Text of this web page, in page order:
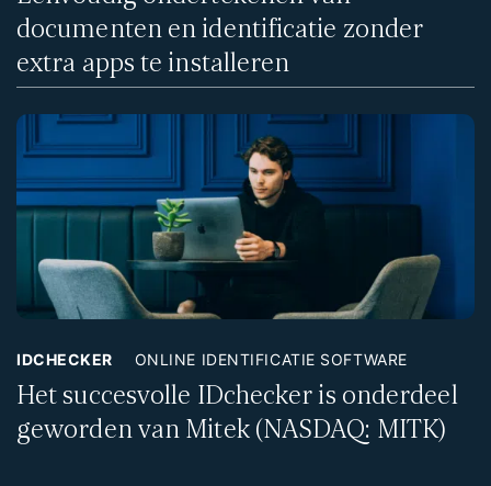
documenten en identificatie zonder
extra apps te installeren
IDCHECKER ONLINE IDENTIFICATIE SOFTWARE
Het succesvolle IDchecker is onderdeel
geworden van Mitek (NASDAQ: MITK)